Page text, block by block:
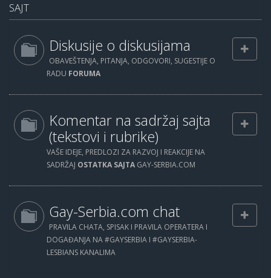
SAJT
Diskusije o diskusijama
OBAVEŠTENJA, PITANJA, ODGOVORI, SUGESTIJE O
RADU FORUMA
Komentar na sadržaj sajta
(tekstovi i rubrike)
VAŠE IDEJE, PREDLOZI ZA RAZVOJ I REAKCIJE NA
SADRŽAJ OSTATKA SAJTA GAY-SERBIA.COM
Gay-Serbia.com chat
PRAVILA CHATA, SPISAK I PRAVILA OPERATERA I
DOGAĐANJA NA #GAYSERBIA I #GAYSERBIA-
LESBIANS KANALIMA